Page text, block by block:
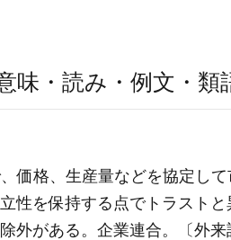
味・読み・例文・類
価格、生産量などを協定し
性を保持する点でトラスト
外がある。企業連合。〔外来